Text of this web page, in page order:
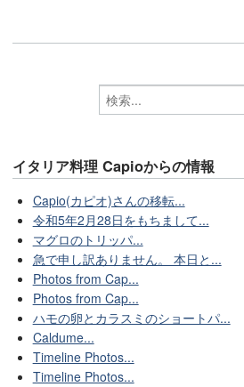
イタリア料理 Capioからの情報
Capio(カピオ)さんの移転...
令和5年2月28日をもちまして...
マグロのトリッパ...
急で申し訳ありません。 本日と...
Photos from Cap...
Photos from Cap...
ハモの卵とカラスミのショートパ...
Caldume...
Timeline Photos...
Timeline Photos...